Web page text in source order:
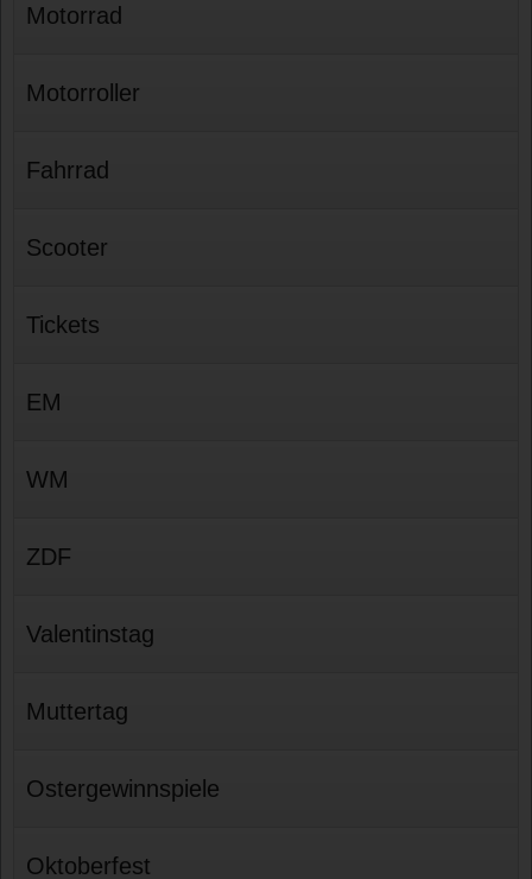
Motorrad
Motorroller
Fahrrad
Scooter
Tickets
EM
WM
ZDF
Valentinstag
Muttertag
Ostergewinnspiele
Oktoberfest